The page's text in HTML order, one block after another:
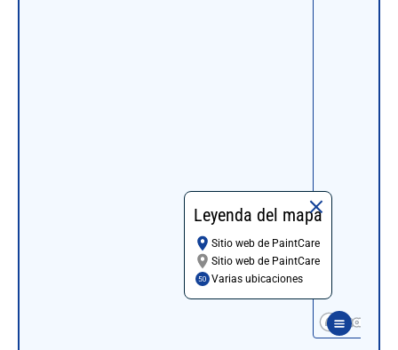
Leyenda del mapa
Sitio web de PaintCare
Sitio web de PaintCare
Varias ubicaciones